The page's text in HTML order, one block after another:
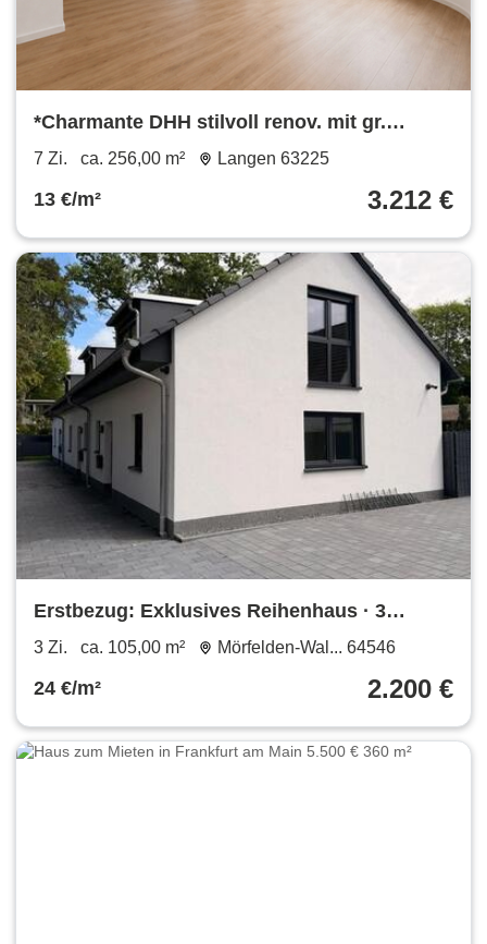
*Charmante DHH stilvoll renov. mit gr.
Garten & Garage*
7 Zi. ca. 256,00 m² Langen 63225
13 €/m² 3.212 €
Erstbezug: Exklusives Reihenhaus · 3
Zimmer · ca. 105–108 m² · Neubau 2025 ·
3 Zi. ca. 105,00 m² Mörfelden-Wal... 64546
24 €/m² 2.200 €